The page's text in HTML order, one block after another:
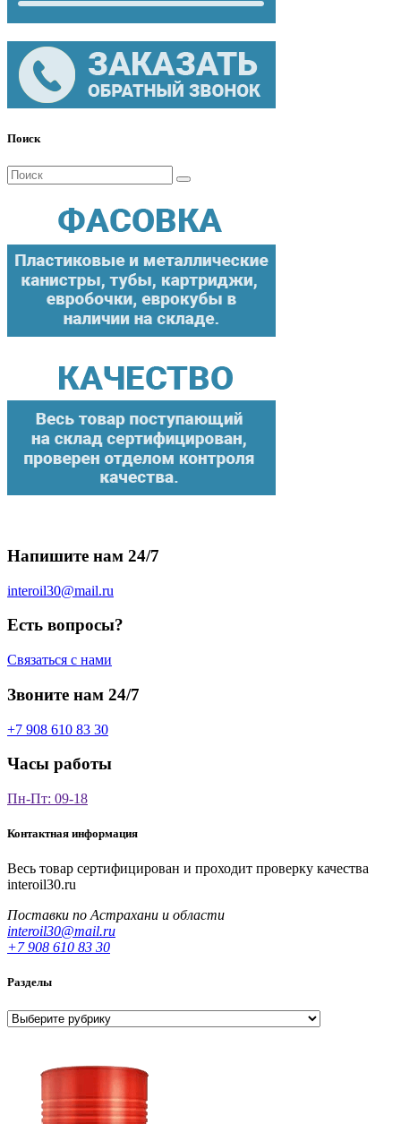
Поиск
Поиск
для:
Напишите нам 24/7
interoil30@mail.ru
Есть вопросы?
Связаться с нами
Звоните нам 24/7
+7 908 610 83 30
Часы работы
Пн-Пт: 09-18
Контактная информация
Весь товар сертифицирован и проходит проверку качества
interoil30.ru
Поставки по Астрахани и области
interoil30@mail.ru
+7 908 610 83 30
Разделы
Разделы